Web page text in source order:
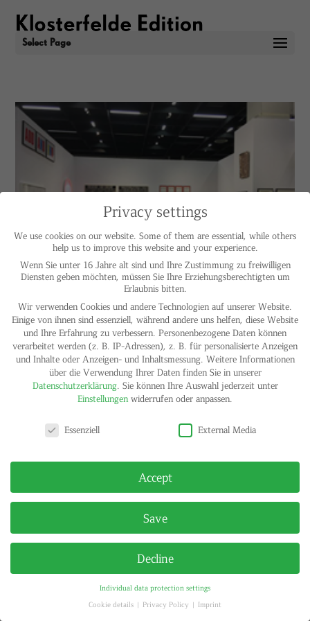
Select Page
Art Cologne 2017
Oct 6, 2018|Exhibitions
April 26 to 29, 2017 Hall 11.2 / Booth B30 From top to bottom:
Klaus vom Bruch Kleine Götterdämmerung, 1992 Rubber object
with chrome plated brass antenna Approx. 10 x 10 x 13 cm
Edition: 50 Klaus vom Bruch In The Future Painting Will Be a
PRIVACY POLICY
© HELGA MARIA KLOSTERFELDE | ALL RIGHTS RESERVED
Privacy settings
We use cookies on our website. Some of them are essential, while others
help us to improve this website and your experience.
Wenn Sie unter 16 Jahre alt sind und Ihre Zustimmung zu freiwilligen
Diensten geben möchten, müssen Sie Ihre Erziehungsberechtigten um
Erlaubnis bitten.
Wir verwenden Cookies und andere Technologien auf unserer Website.
Einige von ihnen sind essenziell, während andere uns helfen, diese Website
und Ihre Erfahrung zu verbessern. Personenbezogene Daten können
verarbeitet werden (z. B. IP-Adressen), z. B. für personalisierte Anzeigen
und Inhalte oder Anzeigen- und Inhaltsmessung. Weitere Informationen
über die Verwendung Ihrer Daten finden Sie in unserer
Datenschutzerklärung. Sie können Ihre Auswahl jederzeit unter
Einstellungen widerrufen oder anpassen.
Essenziell
External Media
Accept
Save
Decline
Individual data protection settings
Cookie details
Privacy Policy Imprint